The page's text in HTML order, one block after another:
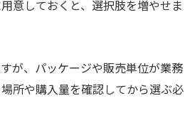
意しておくと、選択肢を増やせま
が、パッケージや販売単位が業務
所や購入量を確認してから選ぶ必